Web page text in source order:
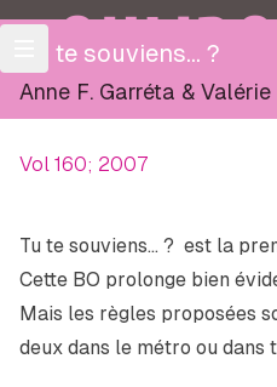
OULIPO
Tu te souviens... ?
Anne F. Garréta & Valérie
Vol 160; 2007
Tu te souviens… ? est la
Cette BO prolonge bien
Mais les règles proposées
deux dans le métro ou dans